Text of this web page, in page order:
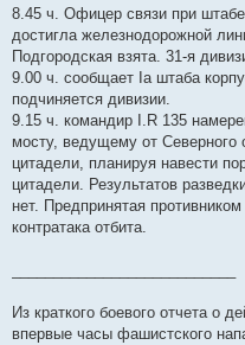
8.45 ч. Офицер связи при
достигла железнодорожной
Подгородская взята. 31-я
9.00 ч. сообщает Iа штаба
подчиняется дивизии.
9.15 ч. командир I.R 135
мосту, ведущему от Северного
цитадели, планируя навести
цитадели. Результатов
нет. Предпринятая
контратака отбита.
Из краткого боевого отчета о
впервые часы фашистского